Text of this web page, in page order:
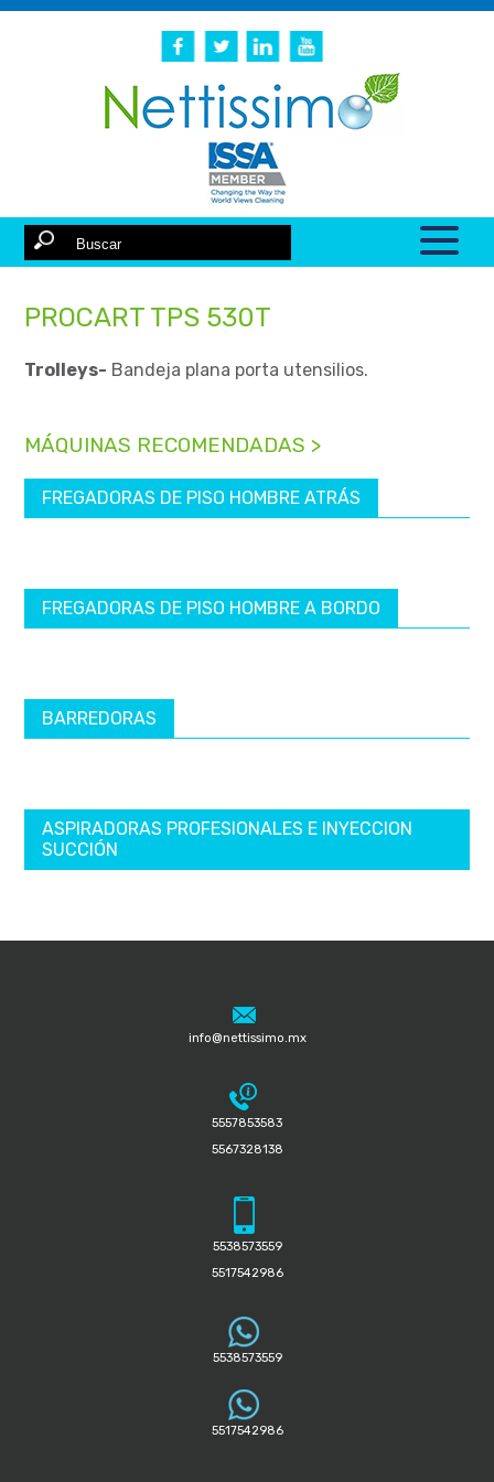
PROCART TPS 530T
Trolleys- Bandeja plana porta utensilios.
MÁQUINAS RECOMENDADAS >
FREGADORAS DE PISO HOMBRE ATRÁS
FREGADORAS DE PISO HOMBRE A BORDO
BARREDORAS
ASPIRADORAS PROFESIONALES E INYECCION
SUCCIÓN
info@nettissimo.mx
5557853583
5567328138
5538573559
5517542986
5538573559
5517542986